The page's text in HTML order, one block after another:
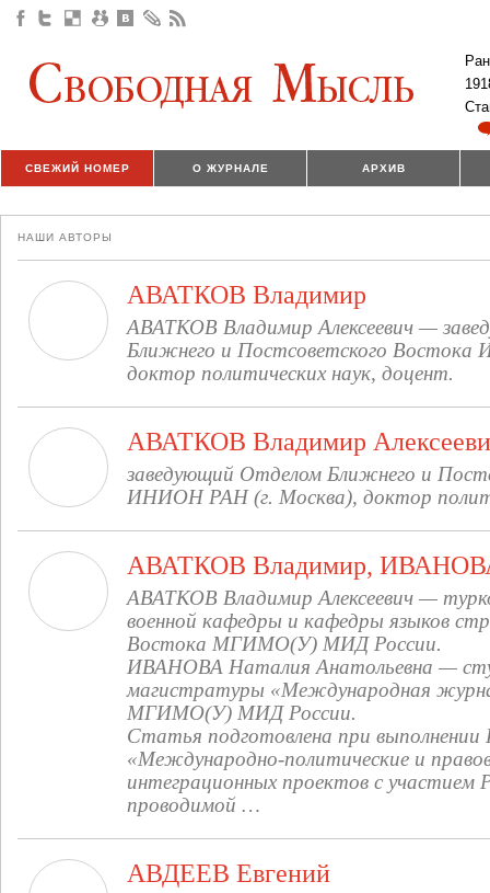
СВЕЖИЙ НОМЕР О ЖУРНАЛЕ АРХИВ
НАШИ АВТОРЫ
АВАТКОВ Владимир
АВАТКОВ Владимир Алексеевич —
Ближнего и Постсоветского
доктор политических наук, доцент.
АВАТКОВ Владимир
заведующий Отделом Ближнего и
ИНИОН РАН (г. Москва), доктор
АВАТКОВ Владимир,
АВАТКОВ Владимир Алексеевич —
военной кафедры и кафедры языков
Востока МГИМО(У) МИД России.
ИВАНОВА Наталия Анатольевна —
магистратуры «Международная
МГИМО(У) МИД России.
Статья подготовлена при
«Международно-политические и
интеграционных проектов с участием
проводимой …
АВДЕЕВ Евгений